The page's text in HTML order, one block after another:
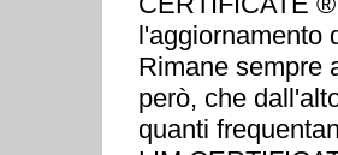
l'aggiornamento
Rimane sempre
però, che
quanti